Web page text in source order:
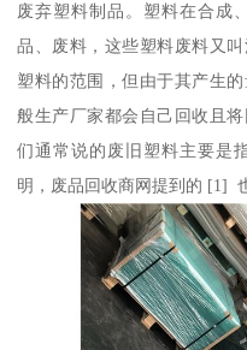
废弃塑料制品。塑料在合成
品、废料，这些塑料废料又
塑料的范围，但由于其产生
般生产厂家都会自己回收且
们通常说的废旧塑料主要是
明，废品回收商网提到的 [1]